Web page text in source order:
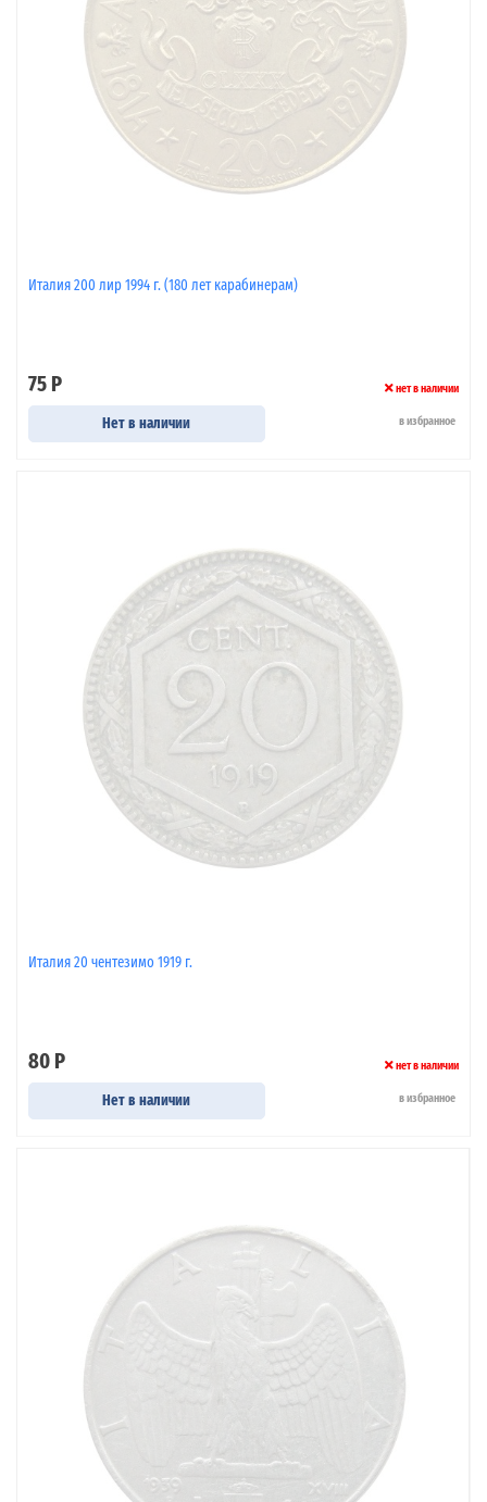
Италия 200 лир 1994 г. (180 лет карабинерам)
75 Р нет в наличии
Нет в наличии в избранное
Италия 20 чентезимо 1919 г.
80 Р нет в наличии
Нет в наличии в избранное